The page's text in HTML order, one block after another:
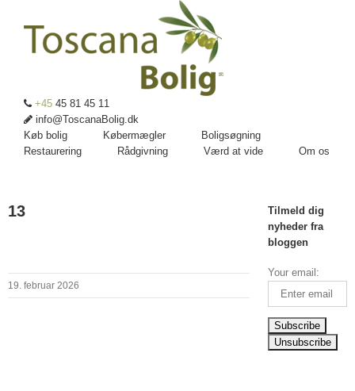
+45 45 81 45 11
info@ToscanaBolig.dk
Køb bolig
Købermægler
Boligsøgning
Restaurering
Rådgivning Værd at vide Om os
13
19. februar 2026
Tilmeld dig
nyheder fra
bloggen
Your email: